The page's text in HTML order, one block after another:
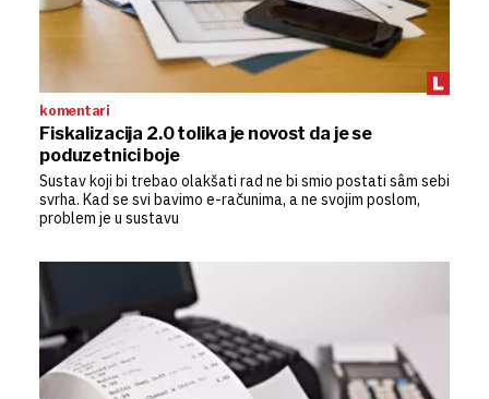
komentari
Fiskalizacija 2.0 tolika je novost da je se
poduzetnici boje
Sustav koji bi trebao olakšati rad ne bi smio postati sâm sebi
svrha. Kad se svi bavimo e-računima, a ne svojim poslom,
problem je u sustavu